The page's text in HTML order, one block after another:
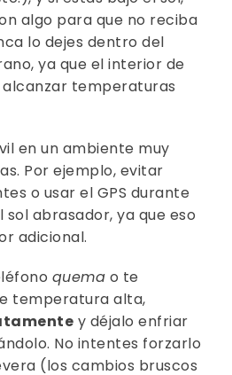
algo para que no reciba
lo dejes dentro del
ya que el interior de
temperaturas
en un ambiente muy
Por ejemplo, evitar
o usar el GPS durante
abrasador, ya que eso
adicional.
quema o te
temperatura alta,
y déjalo enfriar
No intentes forzarlo
(los cambios bruscos